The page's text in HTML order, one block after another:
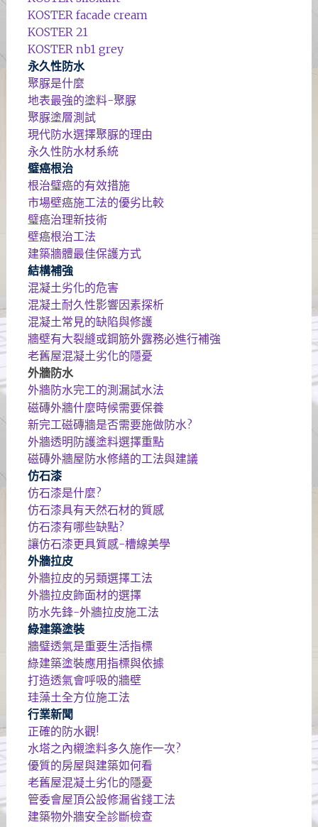
KOSTER facade cream
KOSTER 21
KOSTER nb1 grey
永久性防水
聚脲是什麼
地表最強的塗料-聚脲
聚脲塗層測試
現代防水選擇聚脲的理由
永久性防水材系統
璧癌根治
根治璧癌的有效措施
市場壁癌施工法的優劣比較
璧癌治理新技術
壁癌根治工法
建築牆體最佳保護方式
結構補強
混凝土劣化的危害
混凝土耐久性影響因素探析
混凝土常見的缺陷與修護
牆壁有大裂縫或鋼筋外露務必進行補強
老舊屋混凝土劣化的隱憂
外牆防水
外牆防水完工的測漏試水法
磁磚外牆什麼時候需要保養
新完工磁磚牆是否需要施做防水?
外牆透明防護塗料選擇重點
磁磚外牆屋防水修繕的工法與建議
仿石漆
仿石漆是什麼?
仿石漆具有天然石材的質感
仿石漆有哪些缺點?
讓仿石漆更具質感-槽線美學
外牆拉皮
外牆拉皮的另類選擇工法
外牆拉皮飾面材的選擇
防水先鋒-外牆拉皮施工法
綠建築塗裝
牆璧透氣是重要生活指標
綠建築塗裝應用指標與依據
打造透氣會呼吸的牆壁
珪藻土全方位施工法
行業新聞
正確的防水觀!
水塔之內櫬塗料多久施作一次?
優質的房屋與建築如何看
老舊屋混凝土劣化的隱憂
管委會屋頂公設修漏省錢工法
建築物外牆安全診斷檢查